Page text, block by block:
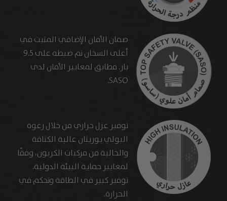
صمان الأمان الإضافي المثبت في
أعلى السخان تم ضبطه على 9.5
بار. مطابق لمعايير الأمان لدى
SASO.
توفير عزل حراري من خلال رغوة
البولي يوريثان عالية الكثافة
والخالية من مركبات الكربون، وفقًا
لمعايير حماية البيئة الدولية.
توفير كبير في الطاقة وتحكم في
الحرارة.